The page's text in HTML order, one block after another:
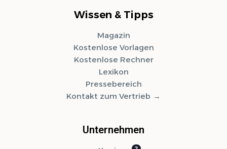
Wissen & Tipps
Magazin
Kostenlose Vorlagen
Kostenlose Rechner
Lexikon
Pressebereich
Kontakt zum Vertrieb
Unternehmen